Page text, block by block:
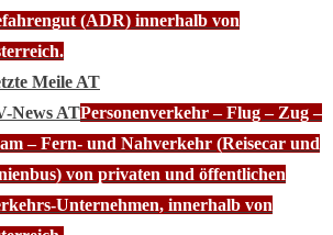
(ADR) innerhalb von
Meile AT
News ATPersonenverkehr – Flug – Zug –
– Fern- und Nahverkehr (Reisecar und
von privaten und öffentlichen
Unternehmen, innerhalb von